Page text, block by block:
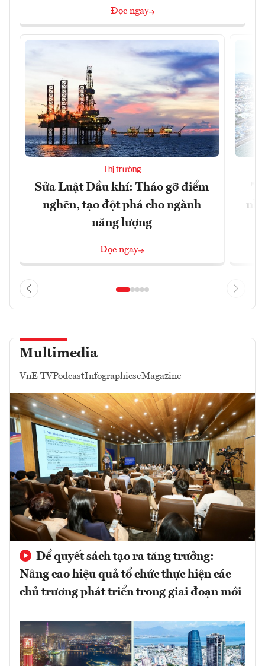
Đọc ngay
Thị trường
Sửa Luật Dầu khí: Tháo gỡ điểm
nghẽn, tạo đột phá cho ngành
năng lượng
Đọc ngay
Multimedia
VnE TVPodcastInfographicseMagazine
Để quyết sách tạo ra tăng trưởng:
Nâng cao hiệu quả tổ chức thực hiện các
chủ trương phát triển trong giai đoạn mới